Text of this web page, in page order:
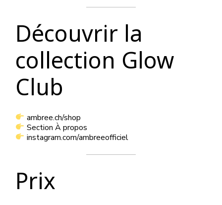
Découvrir la
collection Glow
Club
ambree.ch/shop
Section À propos
instagram.com/ambreeofficiel
Prix